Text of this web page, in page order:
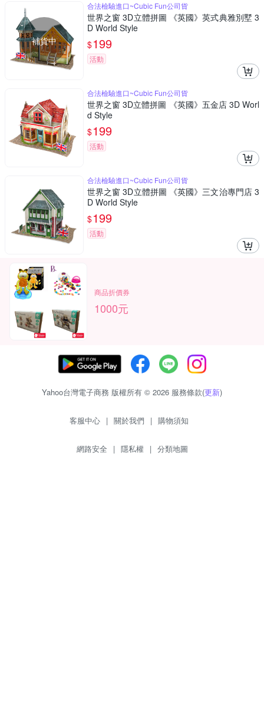
補貨中
合法檢驗進口~Cubic Fun公司貨
世界之窗 3D立體拼圖 《英國》英式典雅別墅 3
D World Style
$199
活動
合法檢驗進口~Cubic Fun公司貨
世界之窗 3D立體拼圖 《英國》五金店 3D Worl
d Style
$199
活動
合法檢驗進口~Cubic Fun公司貨
世界之窗 3D立體拼圖 《英國》三文治專門店 3
D World Style
$199
活動
商品折價券
1000元
Yahoo台灣電子商務 版權所有 © 2026 服務條款(更新)
客服中心 | 關於我們 | 購物須知
網路安全 | 隱私權 | 分類地圖